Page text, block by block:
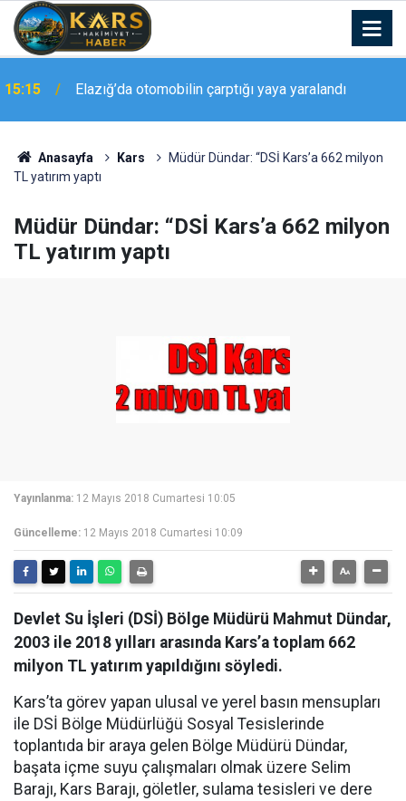
15:15 Elazığ’da otomobilin çarptığı yaya yaralandı
Anasayfa Kars
Müdür Dündar: “DSİ Kars’a 662 milyon
TL yatırım yaptı
Müdür Dündar: “DSİ Kars’a 662 milyon
TL yatırım yaptı
Yayınlanma: 12 Mayıs 2018 Cumartesi 10:05
Güncelleme: 12 Mayıs 2018 Cumartesi 10:09
Devlet Su İşleri (DSİ) Bölge Müdürü Mahmut Dündar,
2003 ile 2018 yılları arasında Kars’a toplam 662
milyon TL yatırım yapıldığını söyledi.
Kars’ta görev yapan ulusal ve yerel basın mensupları
ile DSİ Bölge Müdürlüğü Sosyal Tesislerinde
toplantıda bir araya gelen Bölge Müdürü Dündar,
başata içme suyu çalışmaları olmak üzere Selim
Barajı, Kars Barajı, göletler, sulama tesisleri ve dere